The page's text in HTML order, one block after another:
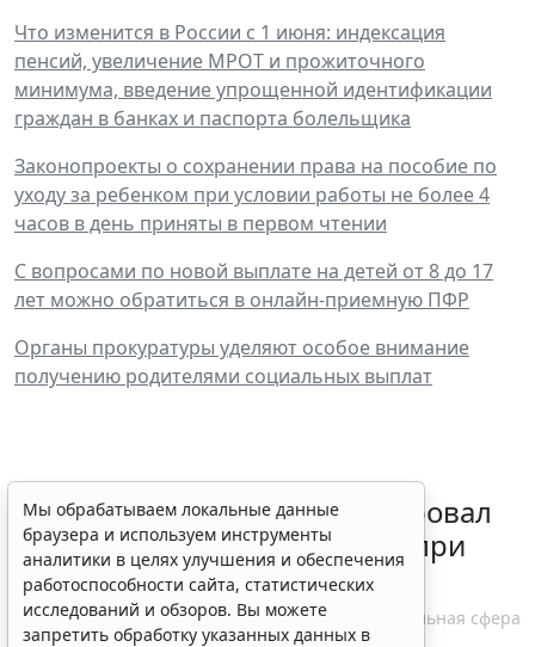
Что изменится в России с 1 июня: индексация
пенсий, увеличение МРОТ и прожиточного
минимума, введение упрощенной идентификации
граждан в банках и паспорта болельщика
Законопроекты о сохранении права на пособие по
уходу за ребенком при условии работы не более 4
часов в день приняты в первом чтении
С вопросами по новой выплате на детей от 8 до 17
лет можно обратиться в онлайн-приемную ПФР
Органы прокуратуры уделяют особое внимание
получению родителями социальных выплат
Минздрав России актуализировал
стандарт медпомощи детям при
болезни Гоше
7 августа 2026 15:34 Социальная сфера
Мы обрабатываем локальные данные
браузера и используем инструменты
аналитики в целях улучшения и обеспечения
работоспособности сайта, статистических
исследований и обзоров. Вы можете
запретить обработку указанных данных в